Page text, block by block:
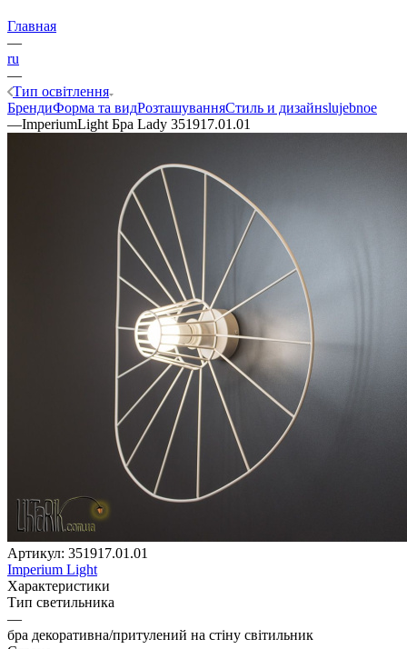
Главная
—
ru
—
Тип освітлення
БрендиФорма та видРозташуванняСтиль и дизайнslujebnoe
—ImperiumLight Бра Lady 351917.01.01
Артикул: 351917.01.01
Imperium Light
Характеристики
Тип светильника
—
бра декоративна/притулений на стіну світильник